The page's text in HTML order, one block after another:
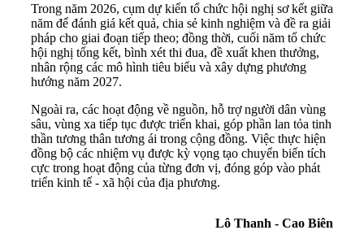
Trong năm 2026, cụm dự kiến tổ chức hội nghị sơ kết giữa
năm để đánh giá kết quả, chia sẻ kinh nghiệm và đề ra giải
pháp cho giai đoạn tiếp theo; đồng thời, cuối năm tổ chức
hội nghị tổng kết, bình xét thi đua, đề xuất khen thưởng,
nhân rộng các mô hình tiêu biểu và xây dựng phương
hướng năm 2027.
Ngoài ra, các hoạt động về nguồn, hỗ trợ người dân vùng
sâu, vùng xa tiếp tục được triển khai, góp phần lan tỏa tinh
thần tương thân tương ái trong cộng đồng. Việc thực hiện
đồng bộ các nhiệm vụ được kỳ vọng tạo chuyển biến tích
cực trong hoạt động của từng đơn vị, đóng góp vào phát
triển kinh tế - xã hội của địa phương.
Lô Thanh - Cao Biên